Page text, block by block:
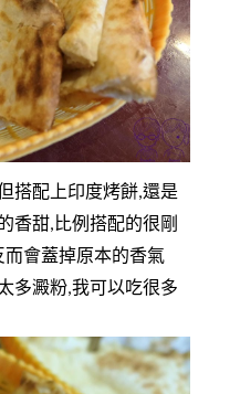
搭配上印度烤餅,還是
香甜,比例搭配的很剛
會蓋掉原本的香氣
多澱粉,我可以吃很多